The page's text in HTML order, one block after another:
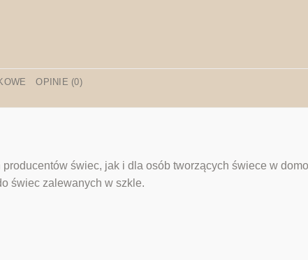
OPINIE (0)
świec, jak i dla osób tworzących świece w
świec zalewanych w szkle.